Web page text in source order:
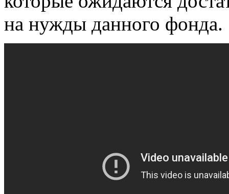
на нужды данного фонда.